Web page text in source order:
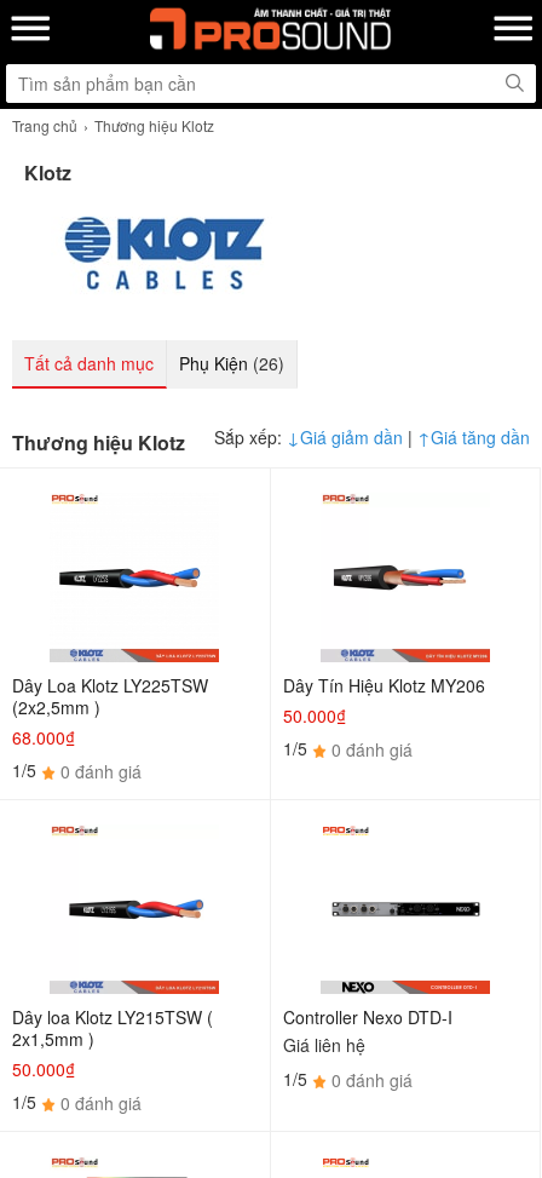
Trang chủ Thương hiệu Klotz
Klotz
Tất cả danh mục Phụ Kiện (26)
Thương hiệu Klotz Sắp xếp: ↓Giá giảm dần | ↑Giá tăng dần
Dây Loa Klotz LY225TSW
(2x2,5mm )
68.000₫
1/5
0 đánh giá
Dây Tín Hiệu Klotz MY206
50.000₫
1/5
0 đánh giá
Dây loa Klotz LY215TSW (
2x1,5mm )
50.000₫
1/5
0 đánh giá
Controller Nexo DTD-I
Giá liên hệ
1/5
0 đánh giá